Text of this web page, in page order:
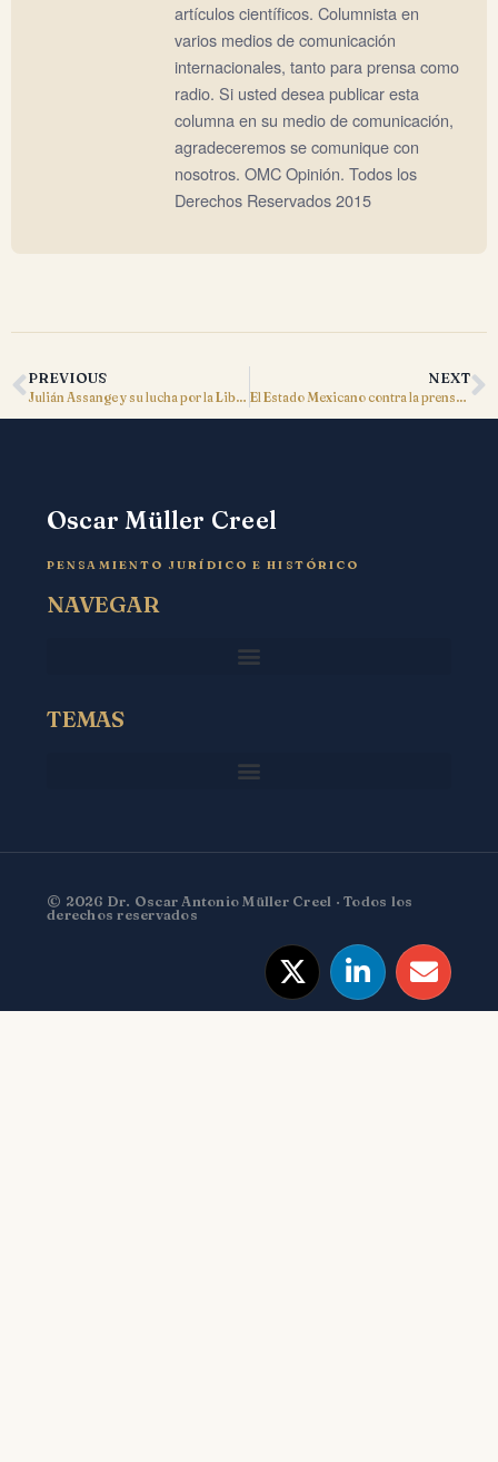
artículos científicos. Columnista en
varios medios de comunicación
internacionales, tanto para prensa como
radio. Si usted desea publicar esta
columna en su medio de comunicación,
agradeceremos se comunique con
nosotros. OMC Opinión. Todos los
Derechos Reservados 2015
PREVIOUS
Julián Assange y su lucha por la Libertad de Expresión
NEXT
El Estado Mexicano contra la prensa libre
Oscar Müller Creel
PENSAMIENTO JURÍDICO E HISTÓRICO
NAVEGAR
TEMAS
© 2026 Dr. Oscar Antonio Müller Creel · Todos los
derechos reservados